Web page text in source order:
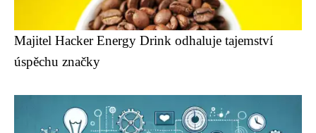
Majitel Hacker Energy Drink odhaluje tajemství
úspěchu značky